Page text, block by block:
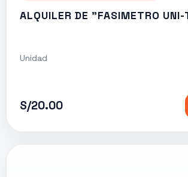
ALQUILER DE "FASIMETRO
Unidad
S/20.00